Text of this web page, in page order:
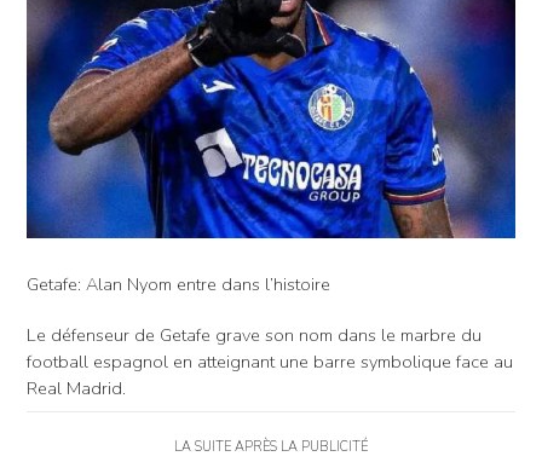
Getafe: Alan Nyom entre dans l’histoire
Le défenseur de Getafe grave son nom dans le marbre du
football espagnol en atteignant une barre symbolique face au
Real Madrid.
LA SUITE APRÈS LA PUBLICITÉ